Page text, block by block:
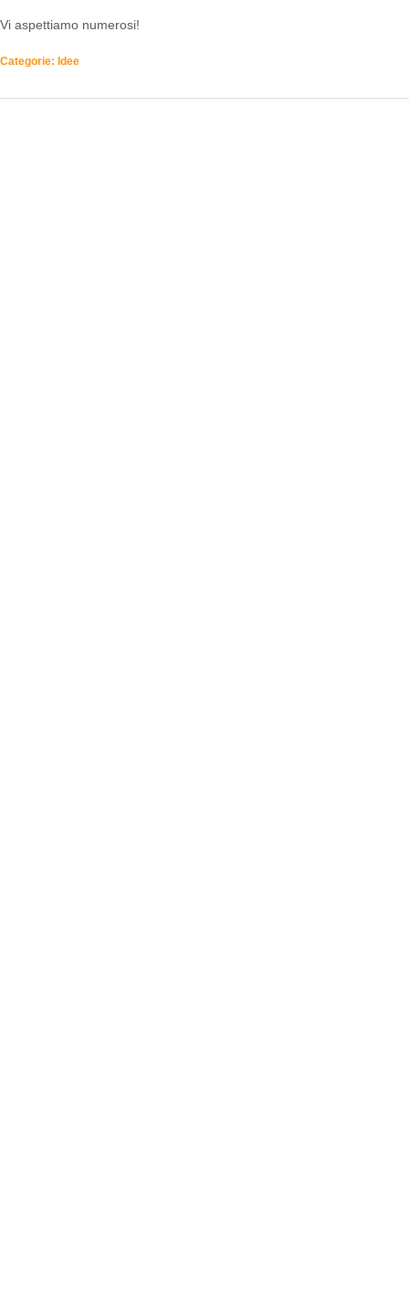
Vi aspettiamo numerosi!
Categorie: Idee